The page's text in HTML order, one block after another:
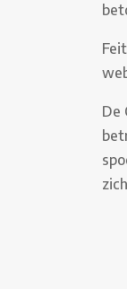
De